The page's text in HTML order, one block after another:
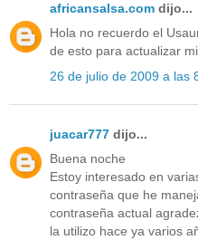
africansalsa.com dijo...
Hola no recuerdo el
de esto para actualizar
26 de julio de 2009 a las
juacar777 dijo...
Buena noche
Estoy interesado en
contraseña que he
contraseña actual
la utilizo hace ya varios